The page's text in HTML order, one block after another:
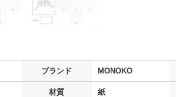
ブランド MONOKO
材質 紙